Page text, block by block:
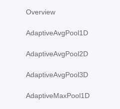
Overview
AdaptiveAvgPool1D
AdaptiveAvgPool2D
AdaptiveAvgPool3D
AdaptiveMaxPool1D